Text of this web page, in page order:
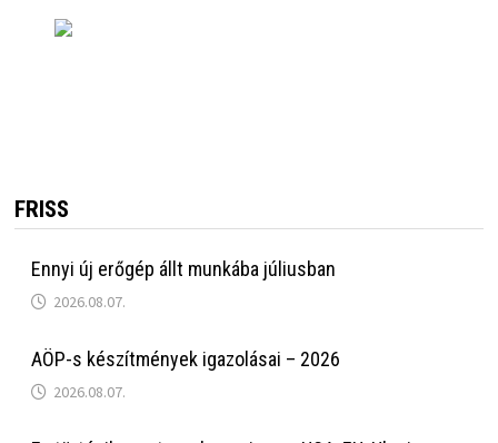
FRISS
Ennyi új erőgép állt munkába júliusban
2026.08.07.
AÖP-s készítmények igazolásai – 2026
2026.08.07.